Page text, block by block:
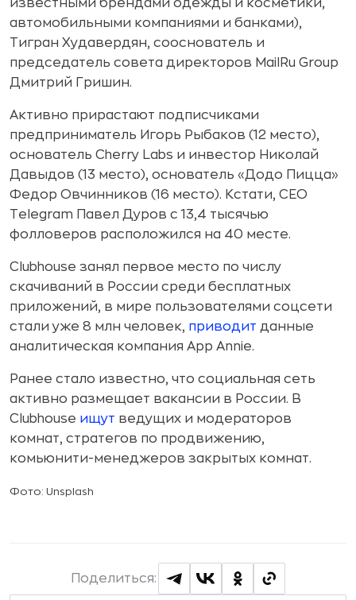
известными брендами одежды и косметики,
автомобильными компаниями и банками),
Тигран Худавердян, сооснователь и
председатель совета директоров MailRu Group
Дмитрий Гришин.
Активно прирастают подписчиками
предприниматель Игорь Рыбаков (12 место),
основатель Cherry Labs и инвестор Николай
Давыдов (13 место), основатель «Додо Пицца»
Федор Овчинников (16 место). Кстати, CEO
Telegram Павел Дуров с 13,4 тысячью
фолловеров расположился на 40 месте.
Clubhouse занял первое место по числу
скачиваний в России среди бесплатных
приложений, в мире пользователями соцсети
стали уже 8 млн человек, приводит данные
аналитическая компания App Annie.
Ранее стало известно, что социальная сеть
активно размещает вакансии в России. В
Clubhouse ищут ведущих и модераторов
комнат, стратегов по продвижению,
комьюнити-менеджеров закрытых комнат.
Фото: Unsplash
Поделиться: